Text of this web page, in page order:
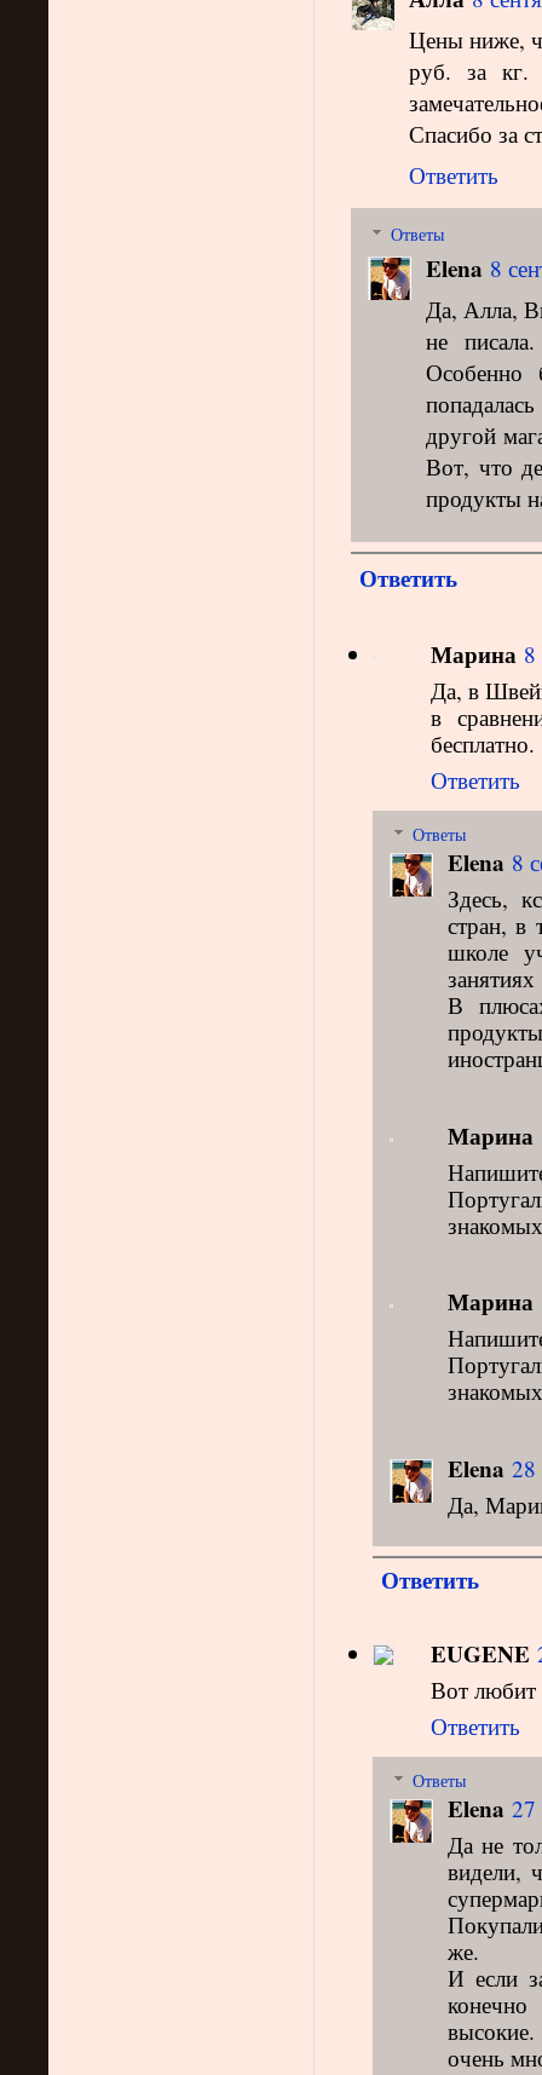
Цены ниже,
руб. за
Спасибо за
Ответить
Ответы
Elena 8
Да, Алла,
не
Особенно
другой
Вот, что
продукты
Ответить
Марина 8
Да, в
в
бесплатно.
Ответить
Ответы
Elena 8
Здесь,
стран, в
школе
В
Марина
Марина
Elena 28
Да,
Ответить
EUGENE
Вот любит
Ответить
Ответы
Elena 27
Да не
видели,
же.
И если
очень